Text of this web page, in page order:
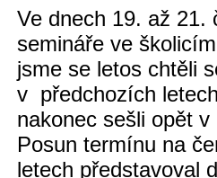
Ve dnech 19. až 21.
semináře ve
jsme se letos chtěli
v předchozích
nakonec sešli opět
Posun termínu na
letech představoval